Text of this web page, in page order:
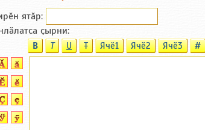
ятӑp:
ҫырни:
B T U T Ячӗ1 Ячӗ2 Ячӗ3 #